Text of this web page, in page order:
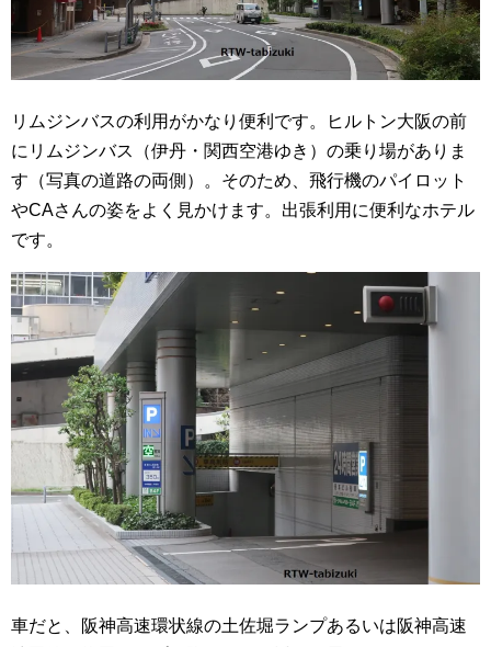
リムジンバスの利用がかなり便利です。ヒルトン大阪の前
にリムジンバス（伊丹・関西空港ゆき）の乗り場がありま
す（写真の道路の両側）。そのため、飛行機のパイロット
やCAさんの姿をよく見かけます。出張利用に便利なホテル
です。
車だと、阪神高速環状線の土佐堀ランプあるいは阪神高速